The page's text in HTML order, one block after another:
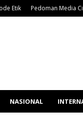
Etik Pedoman Media
NASIONAL